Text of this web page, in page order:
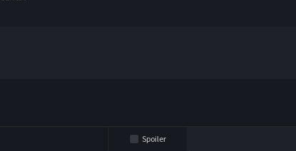
Spoiler